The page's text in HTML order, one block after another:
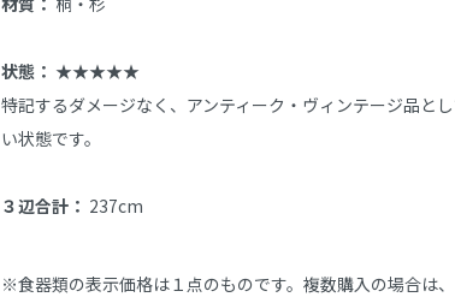
状態： ★★★★★
特記するダメージなく、アンティーク・ヴィンテージ品と
い状態です。
３辺合計： 237cm
※食器類の表示価格は１点のものです。複数購入の場合は